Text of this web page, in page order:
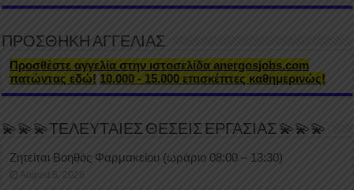
ΠΡΟΣΘΗΚΗ ΑΓΓΕΛΙΑΣ
Προσθέστε αγγελία στην ιστοσελίδα anergosjobs.com
πατώντας εδώ! 10.000 - 15.000 επισκέπτες καθημερινώς!
💫💫💫ΤΕΛΕΥΤΑΙΕΣ ΘΕΣΕΙΣ ΕΡΓΑΣΙΑΣ 💫💫💫
Ζητείται Βοηθός Φαρμακείου (ωράριο 08:00 – 13:30)
August 5, 2026